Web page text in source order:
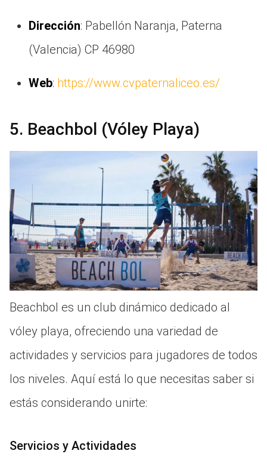
Dirección: Pabellón Naranja, Paterna
(Valencia) CP 46980
Web: https://www.cvpaternaliceo.es/
5. Beachbol (Vóley Playa)
Beachbol es un club dinámico dedicado al
vóley playa, ofreciendo una variedad de
actividades y servicios para jugadores de todos
los niveles. Aquí está lo que necesitas saber si
estás considerando unirte:
Servicios y Actividades